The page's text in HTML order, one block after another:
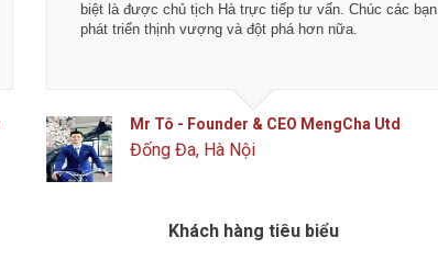
biệt là được chủ tịch Hà trực tiếp tư vấn. Chúc các bạn
phát triển thịnh vượng và đột phá hơn nữa.
Mr Tô - Founder & CEO MengCha Utd
Đống Đa, Hà Nội
Khách hàng tiêu biểu